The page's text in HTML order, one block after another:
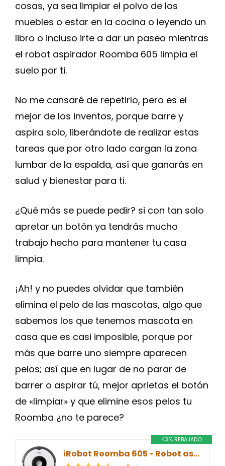
cosas, ya sea limpiar el polvo de los
muebles o estar en la cocina o leyendo un
libro o incluso irte a dar un paseo mientras
el robot aspirador Roomba 605 limpia el
suelo por ti.
No me cansaré de repetirlo, pero es el
mejor de los inventos, porque barre y
aspira solo, liberándote de realizar estas
tareas que por otro lado cargan la zona
lumbar de la espalda, así que ganarás en
salud y bienestar para ti.
¿Qué más se puede pedir? si con tan solo
apretar un botón ya tendrás mucho
trabajo hecho para mantener tu casa
limpia.
¡Ah! y no puedes olvidar que también
elimina el pelo de las mascotas, algo que
sabemos los que tenemos mascota en
casa que es casi imposible, porque por
más que barre uno siempre aparecen
pelos; así que en lugar de no parar de
barrer o aspirar tú, mejor aprietas el botón
de «limpiar» y que elimine esos pelos tu
Roomba ¿no te parece?
43% REBAJADO
iRobot Roomba 605 - Robot aspirador, Bueno para alfombras y suelos duros, Tecnología Dirt Detect, Sistema de limpieza en tres fases